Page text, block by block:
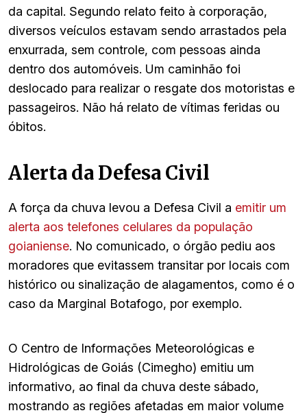
da capital. Segundo relato feito à corporação,
diversos veículos estavam sendo arrastados pela
enxurrada, sem controle, com pessoas ainda
dentro dos automóveis. Um caminhão foi
deslocado para realizar o resgate dos motoristas e
passageiros. Não há relato de vítimas feridas ou
óbitos.
Alerta da Defesa Civil
A força da chuva levou a Defesa Civil a emitir um
alerta aos telefones celulares da população
goianiense. No comunicado, o órgão pediu aos
moradores que evitassem transitar por locais com
histórico ou sinalização de alagamentos, como é o
caso da Marginal Botafogo, por exemplo.
O Centro de Informações Meteorológicas e
Hidrológicas de Goiás (Cimegho) emitiu um
informativo, ao final da chuva deste sábado,
mostrando as regiões afetadas em maior volume